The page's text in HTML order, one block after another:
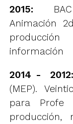
2015: BAC
Animación
información
2014 - 2012:
(MEP).
para Profe
producción,